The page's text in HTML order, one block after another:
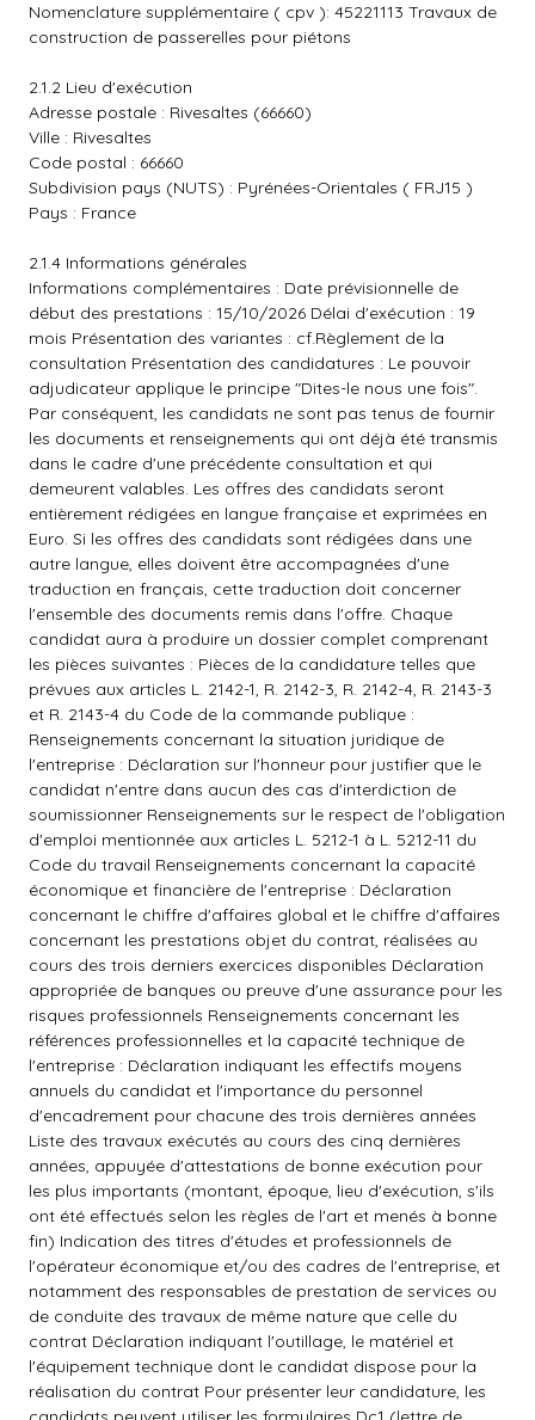
Nomenclature supplémentaire ( cpv ): 45221113 Travaux de
construction de passerelles pour piétons
2.1.2 Lieu d'exécution
Adresse postale : Rivesaltes (66660)
Ville : Rivesaltes
Code postal : 66660
Subdivision pays (NUTS) : Pyrénées-Orientales ( FRJ15 )
Pays : France
2.1.4 Informations générales
Informations complémentaires : Date prévisionnelle de
début des prestations : 15/10/2026 Délai d'exécution : 19
mois Présentation des variantes : cf.Règlement de la
consultation Présentation des candidatures : Le pouvoir
adjudicateur applique le principe "Dites-le nous une fois".
Par conséquent, les candidats ne sont pas tenus de fournir
les documents et renseignements qui ont déjà été transmis
dans le cadre d'une précédente consultation et qui
demeurent valables. Les offres des candidats seront
entièrement rédigées en langue française et exprimées en
Euro. Si les offres des candidats sont rédigées dans une
autre langue, elles doivent être accompagnées d'une
traduction en français, cette traduction doit concerner
l'ensemble des documents remis dans l'offre. Chaque
candidat aura à produire un dossier complet comprenant
les pièces suivantes : Pièces de la candidature telles que
prévues aux articles L. 2142-1, R. 2142-3, R. 2142-4, R. 2143-3
et R. 2143-4 du Code de la commande publique :
Renseignements concernant la situation juridique de
l'entreprise : Déclaration sur l'honneur pour justifier que le
candidat n'entre dans aucun des cas d'interdiction de
soumissionner Renseignements sur le respect de l'obligation
d'emploi mentionnée aux articles L. 5212-1 à L. 5212-11 du
Code du travail Renseignements concernant la capacité
économique et financière de l'entreprise : Déclaration
concernant le chiffre d'affaires global et le chiffre d'affaires
concernant les prestations objet du contrat, réalisées au
cours des trois derniers exercices disponibles Déclaration
appropriée de banques ou preuve d'une assurance pour les
risques professionnels Renseignements concernant les
références professionnelles et la capacité technique de
l'entreprise : Déclaration indiquant les effectifs moyens
annuels du candidat et l'importance du personnel
d'encadrement pour chacune des trois dernières années
Liste des travaux exécutés au cours des cinq dernières
années, appuyée d'attestations de bonne exécution pour
les plus importants (montant, époque, lieu d'exécution, s'ils
ont été effectués selon les règles de l'art et menés à bonne
fin) Indication des titres d'études et professionnels de
l'opérateur économique et/ou des cadres de l'entreprise, et
notamment des responsables de prestation de services ou
de conduite des travaux de même nature que celle du
contrat Déclaration indiquant l'outillage, le matériel et
l'équipement technique dont le candidat dispose pour la
réalisation du contrat Pour présenter leur candidature, les